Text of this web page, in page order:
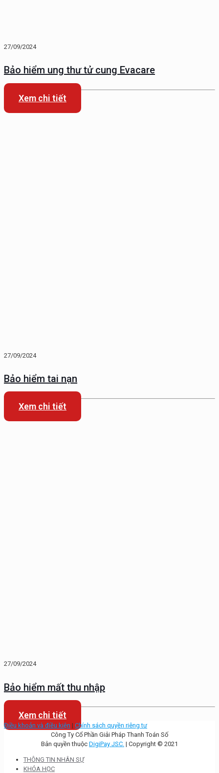
27/09/2024
Bảo hiểm ung thư tử cung Evacare
Xem chi tiết
27/09/2024
Bảo hiểm tai nạn
Xem chi tiết
27/09/2024
Bảo hiểm mất thu nhập
Xem chi tiết
Điều khoản và điều kiện | Chính sách quyền riêng tư
Công Ty Cổ Phần Giải Pháp Thanh Toán Số
Bản quyền thuộc DigiPay JSC. | Copyright © 2021
THÔNG TIN NHÂN SỰ
KHÓA HỌC